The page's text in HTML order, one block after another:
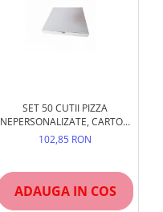
SET 50 CUTII PIZZA
NEPERSONALIZATE, CARTON
MICRO-ONDUL, ALB/NATUR
102,85 RON
ADAUGA IN COS